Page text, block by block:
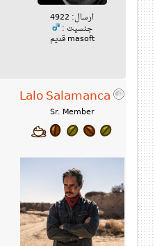
ارسال: 4922
جنسیت :
masoft قدیم
Lalo Salamanca
Sr. Member